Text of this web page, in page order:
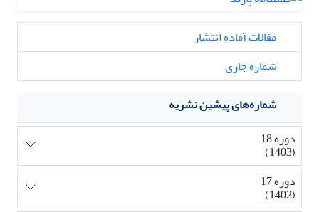
مقالات آماده انتشار
شماره جاری
شماره‌های پیشین نشریه
دوره 18
(1403)
دوره 17
(1402)